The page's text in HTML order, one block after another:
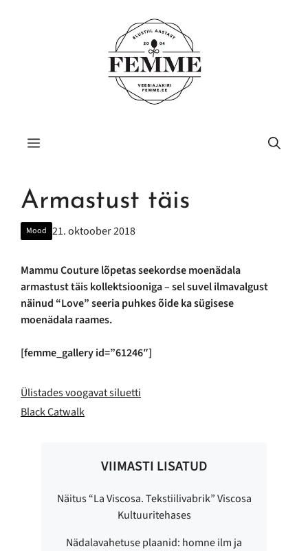
Menüü
Armastust täis
Mood 21. oktoober 2018
Mammu Couture lõpetas seekordse moenädala
armastust täis kollektsiooniga – sel suvel ilmavalgust
näinud “Love” seeria puhkes õide ka sügisese
moenädala raames.
[femme_gallery id=”61246″]
Ülistades voogavat siluetti
Black Catwalk
VIIMASTI LISATUD
Näitus “La Viscosa. Tekstiilivabrik” Viscosa
Kultuuritehases
Nädalavahetuse plaanid: homne ilm ja